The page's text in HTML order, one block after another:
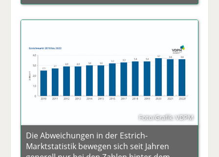
Foto/Grafik: VDPM
Die Abweichungen in der Estrich-
Marktstatistik bewegen sich seit Jahren